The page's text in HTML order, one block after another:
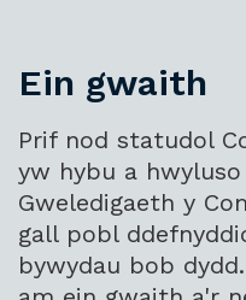
Ein gwaith
Prif nod statudol
yw hybu a hwyluso
Gweledigaeth y
gall pobl
bywydau bob